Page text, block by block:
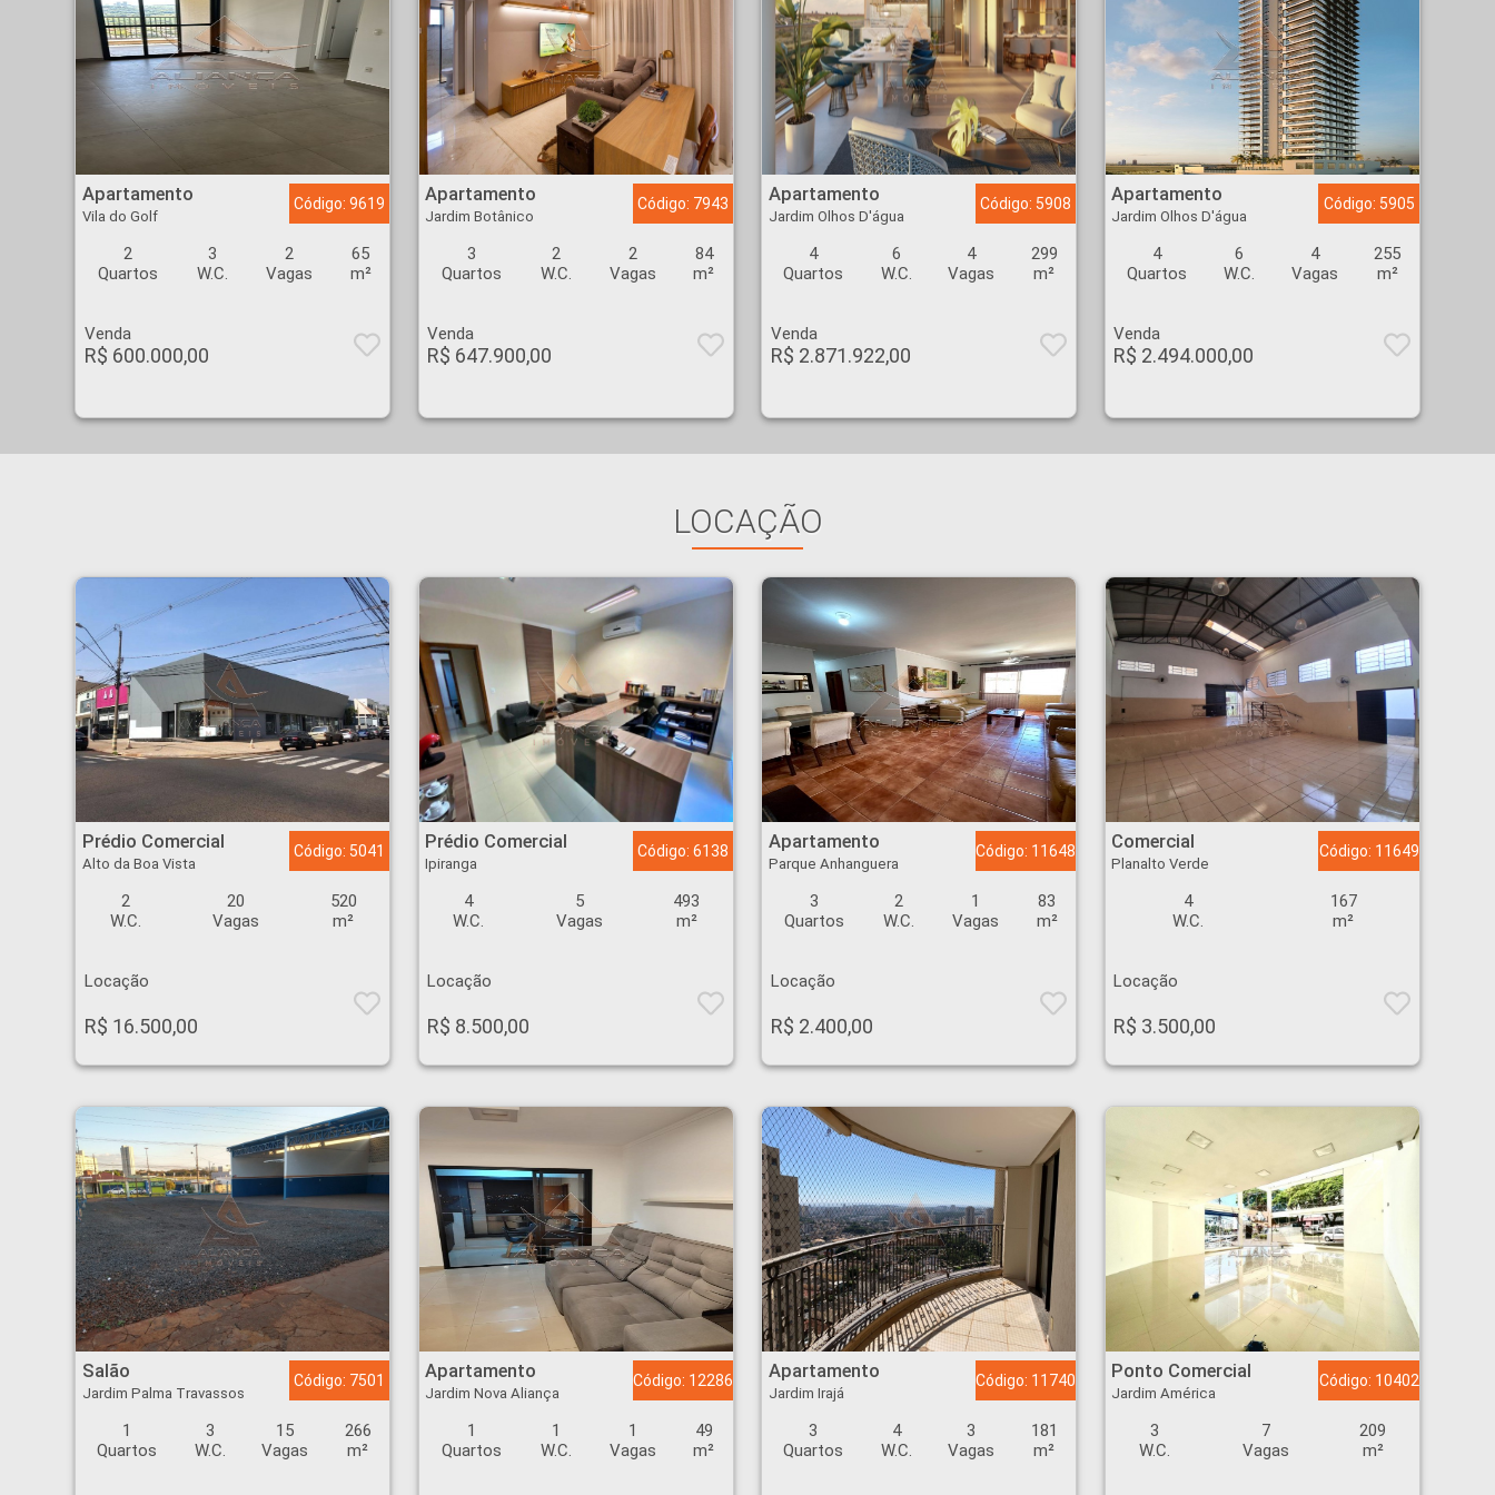
Apartamento
Vila do Golf
Código: 9619
2
Quartos
3
W.C.
2
Vagas
65
m²
Venda
R$ 600.000,00
Apartamento - Jardim Botânico - Ribeirão Preto
Apartamento
Jardim Botânico
Código: 7943
3
Quartos
2
W.C.
2
Vagas
84
m²
Venda
R$ 647.900,00
Apartamento - Jardim Olhos D'água - Ribeirão Preto
Apartamento
Jardim Olhos D'água
Código: 5908
4
Quartos
6
W.C.
4
Vagas
299
m²
Venda
R$ 2.871.922,00
Apartamento - Jardim Olhos D'água - Ribeirão Preto
Apartamento
Jardim Olhos D'água
Código: 5905
4
Quartos
6
W.C.
4
Vagas
255
m²
Venda
R$ 2.494.000,00
LOCAÇÃO
Prédio Comercial - Alto da Boa Vista - Ribeirão Preto
Prédio Comercial
Alto da Boa Vista
Código: 5041
2
W.C.
20
Vagas
520
m²
Locação
R$ 16.500,00
Prédio Comercial - Ipiranga - Ribeirão Preto
Prédio Comercial
Ipiranga
Código: 6138
4
W.C.
5
Vagas
493
m²
Locação
R$ 8.500,00
Apartamento - Parque Anhanguera - Ribeirão Preto
Apartamento
Parque Anhanguera
Código: 11648
3
Quartos
2
W.C.
1
Vagas
83
m²
Locação
R$ 2.400,00
Comercial - Planalto Verde - Ribeirão Preto
Comercial
Planalto Verde
Código: 11649
4
W.C.
167
m²
Locação
R$ 3.500,00
Salão - Jardim Palma Travassos - Ribeirão Preto
Salão
Jardim Palma Travassos
Código: 7501
1
Quartos
3
W.C.
15
Vagas
266
m²
Apartamento - Jardim Nova Aliança - Ribeirão Preto
Apartamento
Jardim Nova Aliança
Código: 12286
1
Quartos
1
W.C.
1
Vagas
49
m²
Apartamento - Jardim Irajá - Ribeirão Preto
Apartamento
Jardim Irajá
Código: 11740
3
Quartos
4
W.C.
3
Vagas
181
m²
Ponto Comercial - Jardim América - Ribeirão Preto
Ponto Comercial
Jardim América
Código: 10402
3
W.C.
7
Vagas
209
m²